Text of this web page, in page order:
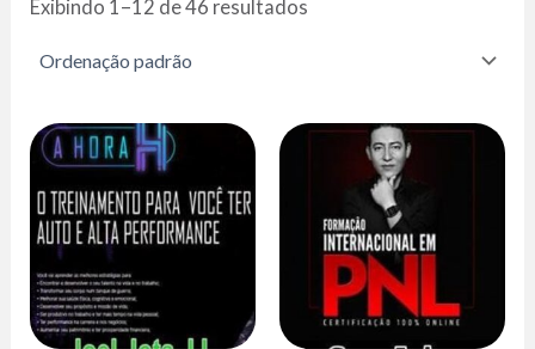
Exibindo 1–12 de 46 resultados